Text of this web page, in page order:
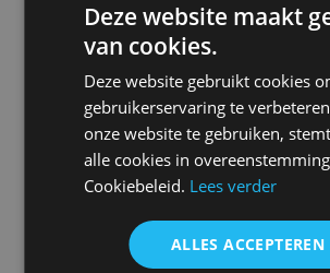
Aansluitspanning
400V /
IP klasse
55
Nominale snelheid
2.885
Nominale stroom
1,7 A
Maximale druk
8 bar
Deze website maakt
van cookies.
Deze website gebruikt cookies
gebruikerservaring te
onze website te gebruiken,
alle cookies in
Cookiebeleid. Lees verder
ALLES ACCEPTEREN